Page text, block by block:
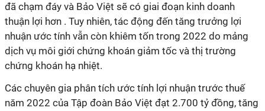
đã chạm đáy và Bảo Việt sẽ có giai đoạn kinh doanh
thuận lợi hơn . Tuy nhiên, tác động đến tăng trưởng lợi
nhuận ước tính vẫn còn khiêm tốn trong 2022 do mảng
dịch vụ môi giới chứng khoán giảm tốc và thị trường
chứng khoán hạ nhiệt.
Các chuyên gia phân tích ước tính lợi nhuận trước thuế
năm 2022 của Tập đoàn Bảo Việt đạt 2.700 tỷ đồng, tăng